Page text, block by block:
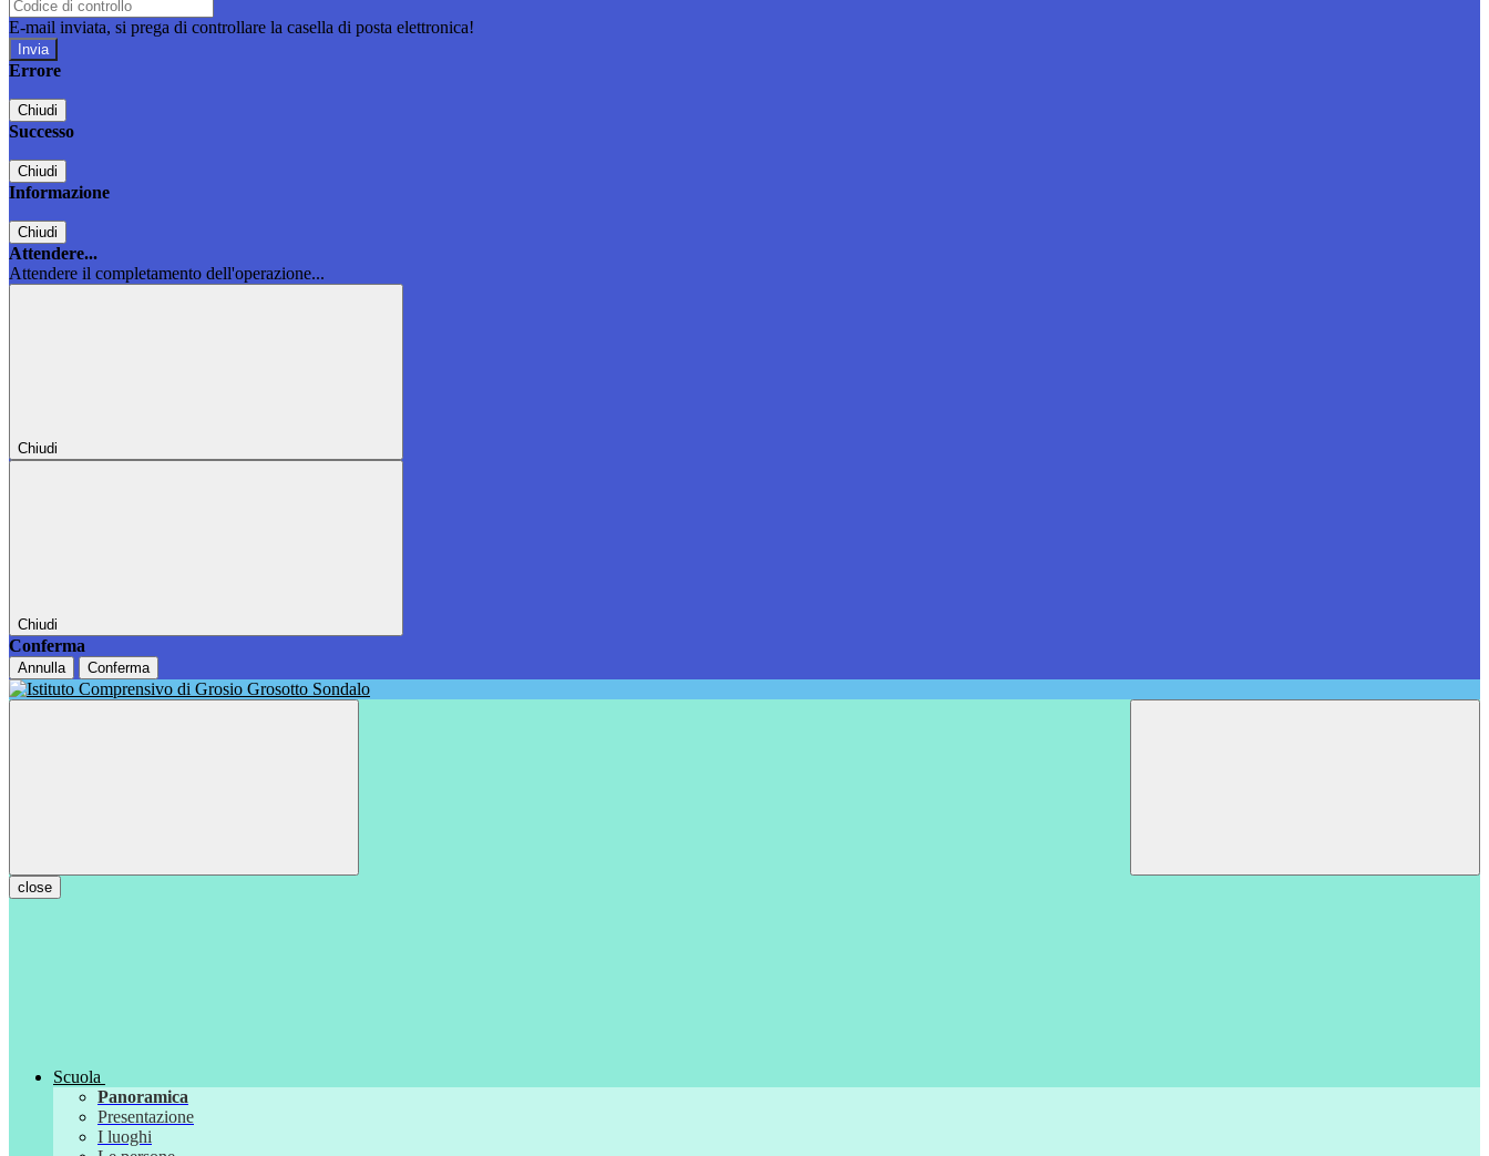
E-mail inviata, si prega di controllare la casella di posta elettronica!
Errore
Chiudi
Successo
Chiudi
Informazione
Chiudi
Attendere...
Attendere il completamento dell'operazione...
Chiudi
Chiudi
Conferma
Annulla Conferma
close
Scuola
Panoramica
Presentazione
I luoghi